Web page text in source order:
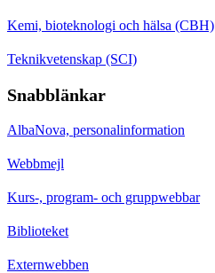
Kemi, bioteknologi och hälsa (CBH)
Teknikvetenskap (SCI)
Snabblänkar
AlbaNova, personalinformation
Webbmejl
Kurs-, program- och gruppwebbar
Biblioteket
Externwebben